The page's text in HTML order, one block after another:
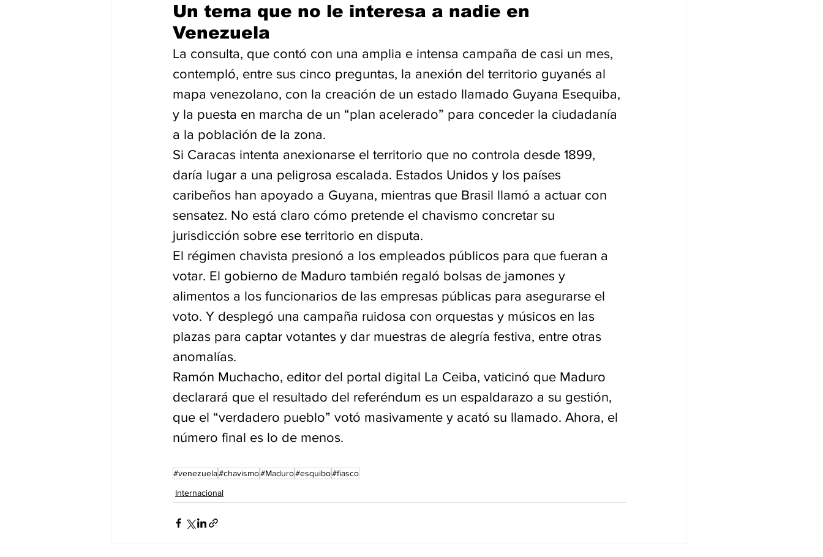
Un tema que no le interesa a nadie en
Venezuela
La consulta, que contó con una amplia e intensa campaña de casi un mes,
contempló, entre sus cinco preguntas, la anexión del territorio guyanés al
mapa venezolano, con la creación de un estado llamado Guyana Esequiba,
y la puesta en marcha de un “plan acelerado” para conceder la ciudadanía
a la población de la zona.
Si Caracas intenta anexionarse el territorio que no controla desde 1899,
daría lugar a una peligrosa escalada. Estados Unidos y los países
caribeños han apoyado a Guyana, mientras que Brasil llamó a actuar con
sensatez. No está claro cómo pretende el chavismo concretar su
jurisdicción sobre ese territorio en disputa.
El régimen chavista presionó a los empleados públicos para que fueran a
votar. El gobierno de Maduro también regaló bolsas de jamones y
alimentos a los funcionarios de las empresas públicas para asegurarse el
voto. Y desplegó una campaña ruidosa con orquestas y músicos en las
plazas para captar votantes y dar muestras de alegría festiva, entre otras
anomalías.
Ramón Muchacho, editor del portal digital La Ceiba, vaticinó que Maduro
declarará que el resultado del referéndum es un espaldarazo a su gestión,
que el “verdadero pueblo” votó masivamente y acató su llamado. Ahora, el
número final es lo de menos.
#venezuela#chavismo#Maduro#esquibo#fiasco
Internacional